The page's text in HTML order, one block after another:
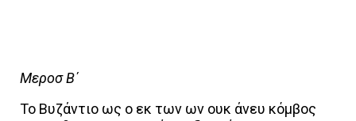
Μεροσ Β΄
Το Βυζάντιο ως ο εκ των ων ουκ άνευ κόμβος